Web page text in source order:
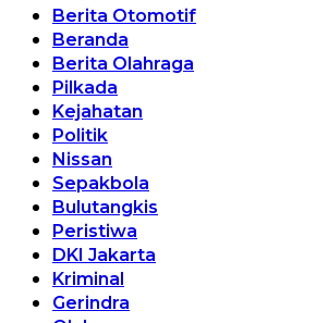
Berita Otomotif
Beranda
Berita Olahraga
Pilkada
Kejahatan
Politik
Nissan
Sepakbola
Bulutangkis
Peristiwa
DKI Jakarta
Kriminal
Gerindra